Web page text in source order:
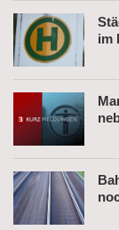
im